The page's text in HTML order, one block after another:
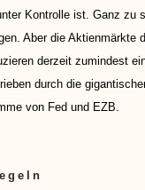
Kontrolle ist. Ganz zu
Aber die Aktienmärkte
derzeit zumindest
durch die
von Fed und EZB.